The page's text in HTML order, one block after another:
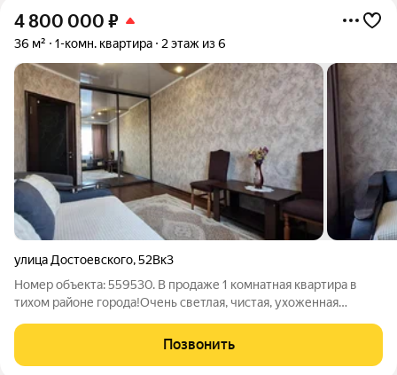
4 800 000 ₽
36 м² 1-комн. квартира 2 этаж из 6
улица Достоевского,52Вк3
Номер объекта: 559530. В продаже 1 комнатная квартира в
тихом районе города!Очень светлая, чистая, ухоженная
собственникам.Комфортный 2 этаж. Дружелюбные соседиВся
инфраструктура в шаговой
Позвонить